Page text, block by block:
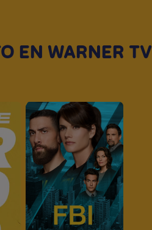
EN WARNER TV